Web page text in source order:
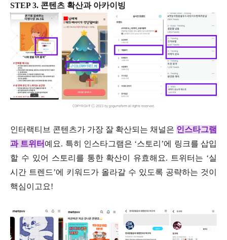
STEP 3. 콘텐츠 확산과 아카이빙
인터랙티브 콘텐츠가 가장 잘 확산되는 채널은 인스타그램
과 트위터 예요. 특히 인스타그램은 ‘스토리’에 링크를 삽입
할 수 있어 스토리를 통한 확산이 유효해요. 트위터는 ‘실
시간 트렌드’에 키워드가 올라갈 수 있도록 공략하는 것이
핵심이고요!